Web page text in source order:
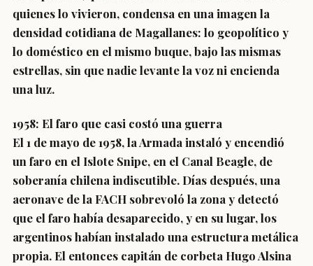
quienes lo vivieron, condensa en una imagen la
densidad cotidiana de Magallanes: lo geopolítico y
lo doméstico en el mismo buque, bajo las mismas
estrellas, sin que nadie levante la voz ni encienda
una luz.
1958: El faro que casi costó una guerra
El 1 de mayo de 1958, la Armada instaló y encendió
un faro en el Islote Snipe, en el Canal Beagle, de
soberanía chilena indiscutible. Días después, una
aeronave de la FACH sobrevoló la zona y detectó
que el faro había desaparecido, y en su lugar, los
argentinos habían instalado una estructura metálica
propia. El entonces capitán de corbeta Hugo Alsina